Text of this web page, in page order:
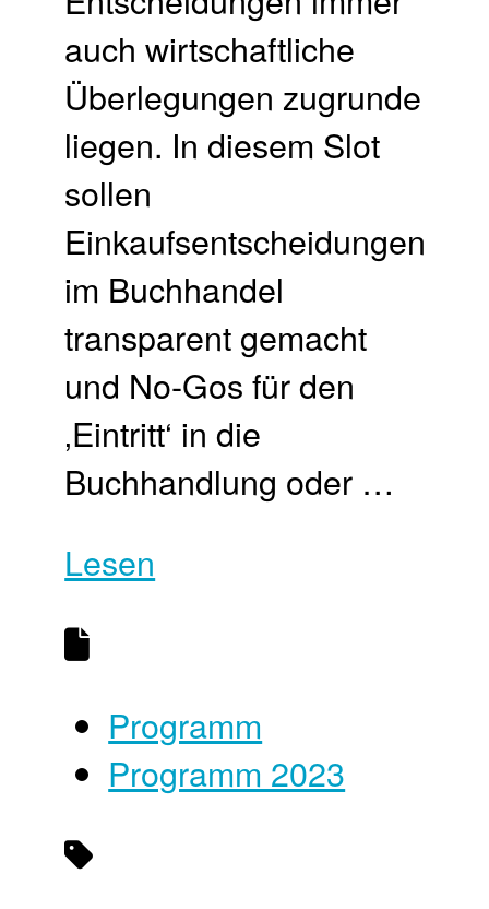
auch wirtschaftliche
Überlegungen zugrunde
liegen. In diesem Slot
sollen
Einkaufsentscheidungen
im Buchhandel
transparent gemacht
und No-Gos für den
‚Eintritt‘ in die
Buchhandlung oder …
Lesen
Programm
Programm 2023